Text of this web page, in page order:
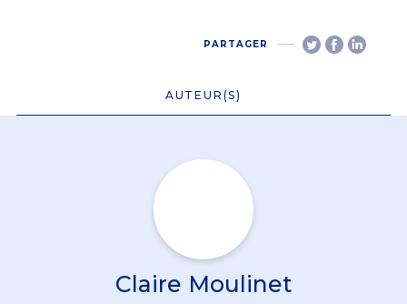
PARTAGER
AUTEUR(S)
Claire Moulinet